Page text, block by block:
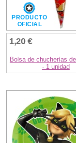
PRODUCTO
OFICIAL
1,20 €
Bolsa de chucherías
- 1 unidad